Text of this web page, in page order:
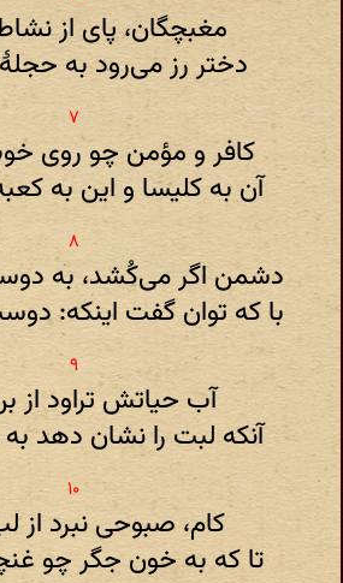
مغبچگان، پای از
دختر رز می‌رود به
کافر و مؤمن چو روی
آن به کلیسا و این به
دشمن اگر می‌کُشد، به
با که توان گفت اینکه:
آب حیاتش تراود از
آنکه لبت را نشان دهد
کام، صبوحی نبرد از
تا که به خون جگر چو